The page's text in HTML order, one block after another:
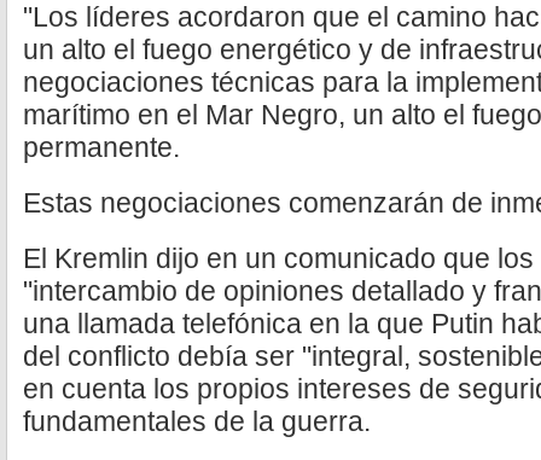
"Los líderes acordaron que el camino
un alto el fuego energético y de
negociaciones técnicas para la
marítimo en el Mar Negro, un alto el
permanente.
Estas negociaciones comenzarán de
El Kremlin dijo en un comunicado que
"intercambio de opiniones detallado y
una llamada telefónica en la que Putin
del conflicto debía ser "integral,
en cuenta los propios intereses de
fundamentales de la guerra.